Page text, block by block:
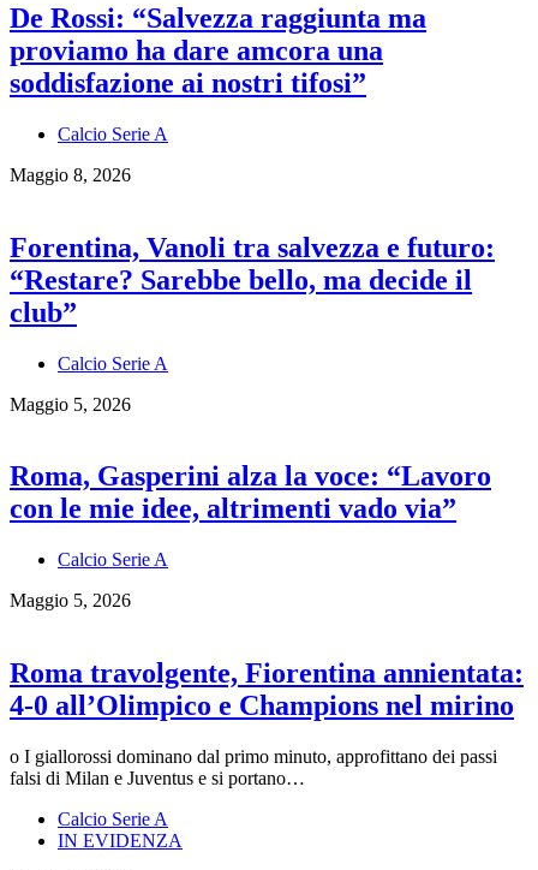
De Rossi: “Salvezza raggiunta ma
proviamo ha dare amcora una
soddisfazione ai nostri tifosi”
Calcio Serie A
Maggio 8, 2026
Forentina, Vanoli tra salvezza e futuro:
“Restare? Sarebbe bello, ma decide il
club”
Calcio Serie A
Maggio 5, 2026
Roma, Gasperini alza la voce: “Lavoro
con le mie idee, altrimenti vado via”
Calcio Serie A
Maggio 5, 2026
Roma travolgente, Fiorentina annientata:
4-0 all’Olimpico e Champions nel mirino
o I giallorossi dominano dal primo minuto, approfittano dei passi
falsi di Milan e Juventus e si portano…
Calcio Serie A
IN EVIDENZA